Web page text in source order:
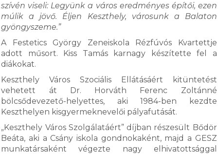
szívén viseli: Legyünk a város eredményes építői, ezen
múlik a jövő. Éljen Keszthely, városunk a Balaton
gyöngyszeme.”
A Festetics György Zeneiskola Rézfúvós Kvartettje
adott műsort. Kiss Tamás karnagy készítette fel a
diákokat.
Keszthely Város Szociális Ellátásáért kitüntetést
vehetett át Dr. Horváth Ferenc Zoltánné
bölcsődevezető-helyettes, aki 1984-ben kezdte
Keszthelyen kisgyermeknevelői pályafutását.
„Keszthely Város Szolgálatáért” díjban részesült Bődör
Beáta, aki a Csány iskola gondnokaként, majd a GESZ
munkatársaként végezte nagy elhivatottsággal